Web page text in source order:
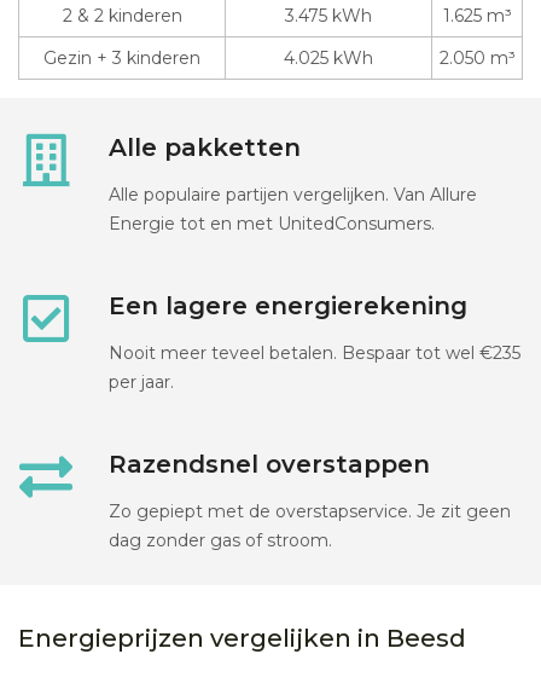
2 & 2 kinderen
3.475 kWh
1.625 m³
Gezin + 3 kinderen
4.025 kWh 2.050 m³
Alle pakketten
Alle populaire partijen vergelijken. Van Allure
Energie tot en met UnitedConsumers.
Een lagere energierekening
Nooit meer teveel betalen. Bespaar tot wel €235
per jaar.
Razendsnel overstappen
Zo gepiept met de overstapservice. Je zit geen
dag zonder gas of stroom.
Energieprijzen vergelijken in Beesd